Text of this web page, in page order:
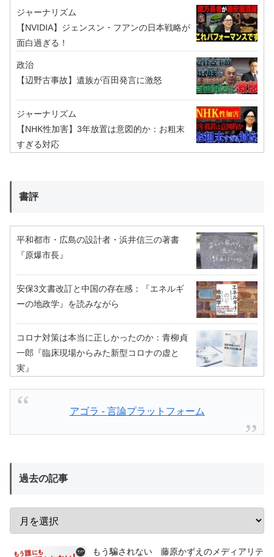
ジャーナリズム
【NVIDIA】ジェンスン・フアンの日本戦略が
面白過ぎる！
政治
【辺野古事故】遺族が百田発言に激怒
ジャーナリズム
【NHK性加害】3年放置は意図的か：お粗末
すぎる対応
書評
平和都市・広島の設計者・浜井信三の著書
『原爆市長』
安保3文書改訂と中国の存在感：『エネルギ
ーの地政学』を読みながら
コロナ対策は本当に正しかったのか：青柳貞
一郎『臨床現場からみた新型コロナの虚と
実』
アゴラ - 言論プラットフォーム
過去の記事
もう騙されない 藤原かずえのメディアリテ